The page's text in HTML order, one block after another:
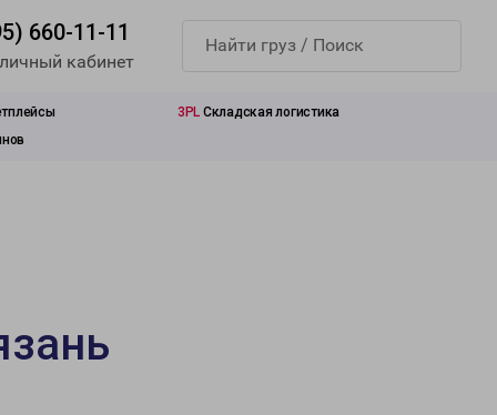
660-11-11
кабинет
3PL Складская логистика